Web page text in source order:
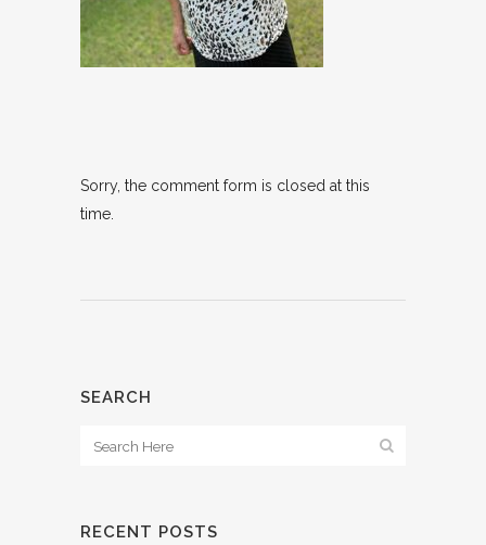
Sorry, the comment form is closed at this
time.
SEARCH
RECENT POSTS